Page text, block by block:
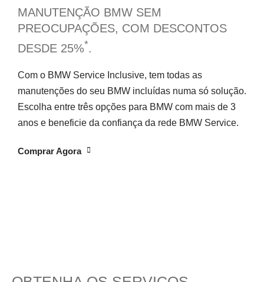
MANUTENÇÃO BMW SEM
PREOCUPAÇÕES, COM DESCONTOS
DESDE 25%*.
Com o BMW Service Inclusive, tem todas as
manutenções do seu BMW incluídas numa só solução.
Escolha entre três opções para BMW com mais de 3
anos e beneficie da confiança da rede BMW Service.
Comprar Agora